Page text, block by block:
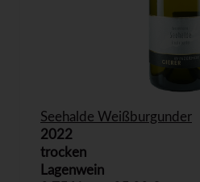
Seehalde Weißburgunder
2022
trocken
Lagenwein